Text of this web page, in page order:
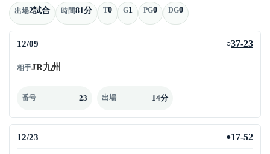
出場2試合 時間81分 T0 G1 PG0 DG0
12/09 ○37-23
相手JR九州
番号 23 出場 14分
12/23 ●17-52